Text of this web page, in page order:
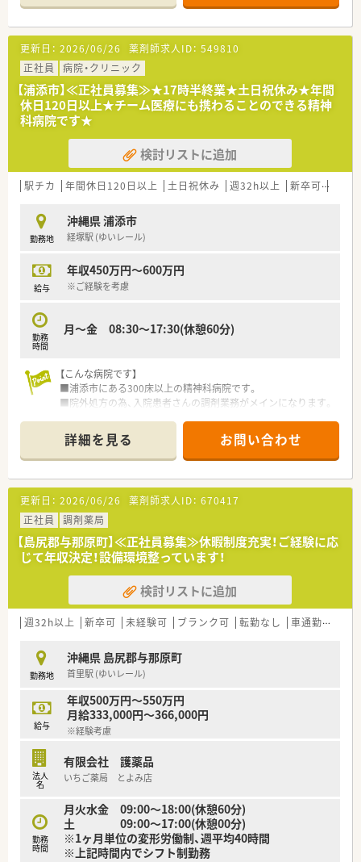
■新卒薬剤師も毎年3名前後入社しており、常に風通しも良い環
境です。
«こんな病院です»
■沖縄県南部の二次救急を担う総合病院です。
■グループで急性期～回復期～訪問介護の病院・クリニックの運
営もされております。
«こんな薬剤部です»
■沖縄出身の方とそれ以外の肩がおおよそ半々の人数体制で
■男性の育休取得実績もあり、ワークライフバランスも取りやす
い環境です。
更新日： 2026/06/26 薬剤師求人ID： 549810
正社員
病院・クリニック
【浦添市】≪正社員募集≫★17時半終業★土日祝休み★年間
休日120日以上★チーム医療にも携わることのできる精神
科病院です★
検討リストに追加
駅チカ 年間休日120日以上 土日祝休み 週32h以上 新卒可
勤務地
沖縄県 浦添市
経塚駅 (ゆいレール)
給与
年収450万円～600万円
※ご経験を考慮
勤務
時間
月～金 08:30～17:30(休憩60分)
【こんな病院です】
■浦添市にある300床以上の精神科病院です。
■院外処方の為、入院患者さんの調剤業務がメインになります。
詳細を見る お問い合わせ
更新日： 2026/06/26 薬剤師求人ID： 670417
正社員
調剤薬局
【島尻郡与那原町】≪正社員募集≫休暇制度充実！ご経験に応
じて年収決定！設備環境整っています！
検討リストに追加
週32h以上 新卒可 未経験可 ブランク可 転勤なし 車通勤可
勤務地
沖縄県 島尻郡与那原町
首里駅 (ゆいレール)
給与
年収500万円～550万円
月給333,000円～366,000円
※経験考慮
法人
名
有限会社 護薬品
いちご薬局 とよみ店
勤務
時間
月火水金 09:00～18:00(休憩60分)
土 09:00～17:00(休憩00分)
※1ヶ月単位の変形労働制、週平均40時間
※上記時間内でシフト制勤務